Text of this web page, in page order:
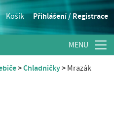
Košík Přihlášení / Registrace
Chladničky
Mrazák